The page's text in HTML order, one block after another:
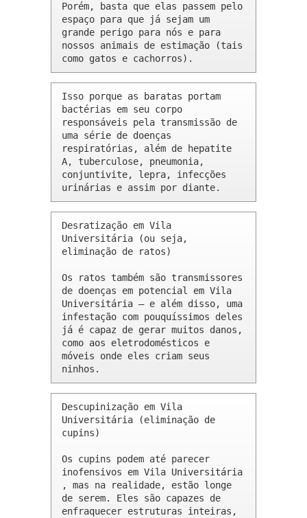
Porém, basta que elas passem pelo
espaço para que já sejam um
grande perigo para nós e para
nossos animais de estimação (tais
como gatos e cachorros).
Isso porque as baratas portam
bactérias em seu corpo
responsáveis pela transmissão de
uma série de doenças
respiratórias, além de hepatite
A, tuberculose, pneumonia,
conjuntivite, lepra, infecções
urinárias e assim por diante.
Desratização em Vila
Universitária (ou seja,
eliminação de ratos)
Os ratos também são transmissores
de doenças em potencial em Vila
Universitária – e além disso, uma
infestação com pouquíssimos deles
já é capaz de gerar muitos danos,
como aos eletrodomésticos e
móveis onde eles criam seus
ninhos.
Descupinização em Vila
Universitária (eliminação de
cupins)
Os cupins podem até parecer
inofensivos em Vila Universitária
, mas na realidade, estão longe
de serem. Eles são capazes de
enfraquecer estruturas inteiras,